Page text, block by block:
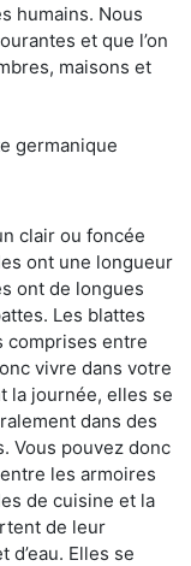
humains. Nous
et que l’on
maisons et
germanique
clair ou foncée
ont une longueur
ont de longues
Les blattes
comprises entre
vivre dans votre
la journée, elles se
dans des
Vous pouvez donc
les armoires
de cuisine et la
de leur
Elles se